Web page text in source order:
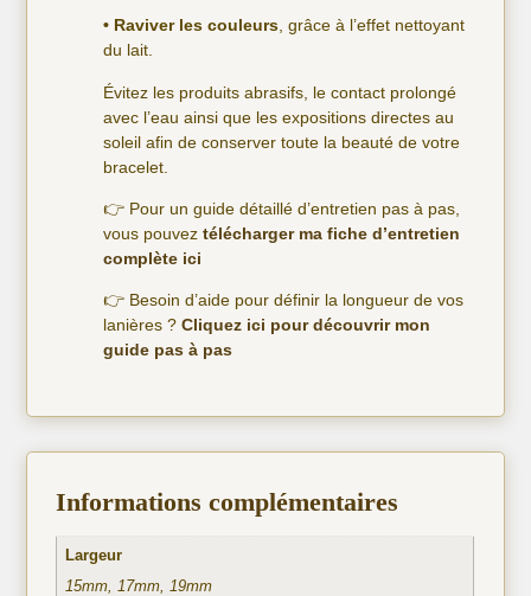
• Raviver les couleurs, grâce à l’effet nettoyant
du lait.
Évitez les produits abrasifs, le contact prolongé
avec l’eau ainsi que les expositions directes au
soleil afin de conserver toute la beauté de votre
bracelet.
👉 Pour un guide détaillé d’entretien pas à pas,
vous pouveztélécharger ma fiche d’entretien
complète ici
👉 Besoin d’aide pour définir la longueur de vos
lanières ?Cliquez ici pour découvrir mon
guide pas à pas
Informations complémentaires
Largeur
15mm, 17mm, 19mm